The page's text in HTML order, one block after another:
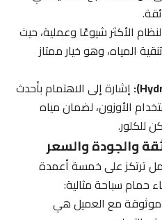
الأكثر شيوعًا وعملية، حيث
المياه، وهو خيار ممتاز
إشارة إلى الاهتمام بأحدث
الأوزون، لضمان مياه
للكلور.
والجودة والسعر
ترتكز على خمسة أعمدة
حمام سباحة مثالية:
مع العميل هي